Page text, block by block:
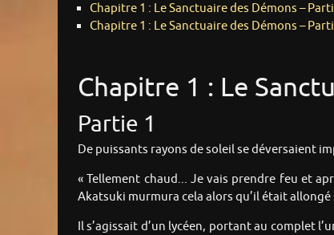
Chapitre 1 : Le Sanctuaire des Démons –
Chapitre 1 : Le Sanctuaire des Démons –
Chapitre 1 : Le
Partie 1
De puissants rayons de soleil se déversaient
« Tellement chaud... Je vais prendre feu et
Akatsuki murmura cela alors qu’il était
Il s’agissait d’un lycéen, portant au complet